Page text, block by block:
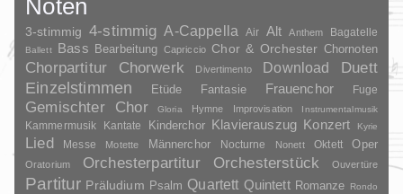
Noten
3-stimmig 4-stimmig A-Cappella Air Alt Anthem Bagatelle
Ballett Bass Bearbeitung Capriccio Chor & Orchester Chornoten
Chorpartitur Chorwerk Divertimento Download
Duett
Einzelstimmen
Etüde Fantasie Frauenchor Fuge
Gemischter Chor Gloria Hymne Improvisation Instrumentalmusik
Kammermusik Kantate Kinderchor Klavierauszug Konzert Kyrie
Lied Messe Motette Männerchor Nocturne Nonett Oktett Oper
Oratorium Orchesterpartitur Orchesterstück Ouvertüre
Partitur Präludium Psalm Quartett Quintett Romanze Rondo